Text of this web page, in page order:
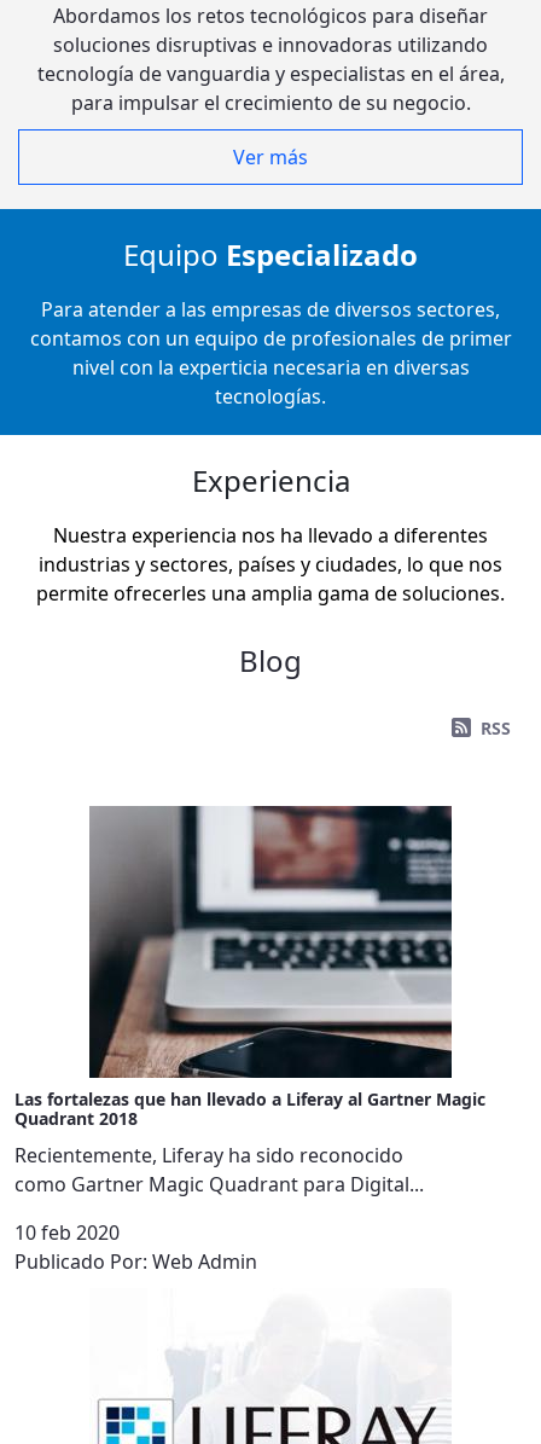
Abordamos los retos tecnológicos para diseñar
soluciones disruptivas e innovadoras utilizando
tecnología de vanguardia y especialistas en el área,
para impulsar el crecimiento de su negocio.
Ver más
Equipo Especializado
Para atender a las empresas de diversos sectores,
contamos con un equipo de profesionales de primer
nivel con la experticia necesaria en diversas
tecnologías.
Experiencia
Nuestra experiencia nos ha llevado a diferentes
industrias y sectores, países y ciudades, lo que nos
permite ofrecerles una amplia gama de soluciones.
Blog
RSS
Las fortalezas que han llevado a Liferay al Gartner Magic
Quadrant 2018
Recientemente, Liferay ha sido reconocido
como Gartner Magic Quadrant para Digital...
10 feb 2020
Publicado Por: Web Admin